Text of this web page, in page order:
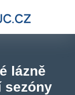
lázně
sezóny